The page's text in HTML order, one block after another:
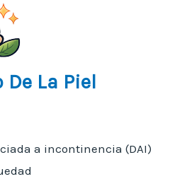
La Piel
a incontinencia (DAI)